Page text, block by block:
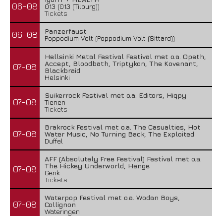
06-08
013 (013 (Tilburg))
Tickets
06-08
Panzerfaust
Poppodium Volt (Poppodium Volt (Sittard))
07-08
Hellsinki Metal Festival Festival met o.a. Opeth,
Accept, Bloodbath, Triptykon, The Kovenant,
Blackbraid
Helsinki
07-08
Suikerrock Festival met o.a. Editors, Hiqpy
Tienen
Tickets
07-08
Brakrock Festival met o.a. The Casualties, Hot
Water Music, No Turning Back, The Exploited
Duffel
07-08
AFF (Absolutely Free Festival) Festival met o.a.
The Hickey Underworld, Henge
Genk
Tickets
07-08
Waterpop Festival met o.a. Wodan Boys,
Collignon
Wateringen